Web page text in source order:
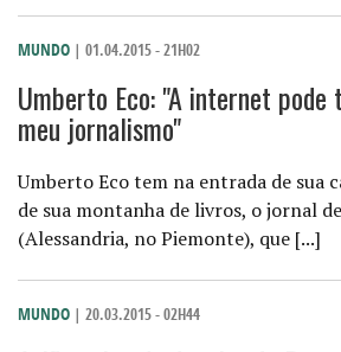
MUNDO | 01.04.2015 - 21H02
Umberto Eco: "A internet
meu jornalismo"
Umberto Eco tem na entrada de sua
de sua montanha de livros, o jornal
(Alessandria, no Piemonte), que [...]
MUNDO | 20.03.2015 - 02H44